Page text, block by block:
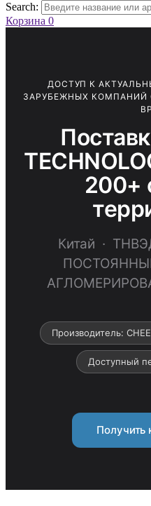
Search:
Корзина 0
ДОСТУП К
ЗАРУБЕЖНЫХ КОМПАНИЙ
200+
Китай ·
Производитель:
Доступный
Получить